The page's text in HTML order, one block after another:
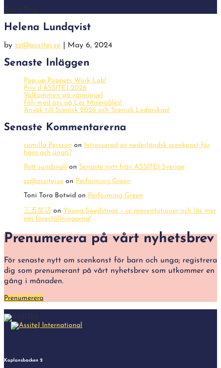
Select Page
Helena Lundqvist
by zz@assitej.se May 6, 2024
Senaste Inläggen
Pop up Puppets Work Lab!
Prix d’ASSITEJ 2026
Välkommen på vårmingel
Följ med oss på Les Misérables!
Ansök till Scenisk 2026 och Scenisk Ledarskap!
Senaste Kommentarerna
camilla Persson on
Intresserad av nederländsk scenkonst för
barn och unga?
flytt sundsvall
on Senaste nytt från ASSITEJ Sverige
zz@assitej.se on Performing Green
Toni Tora Botwid on Performing Green
三五笑话 on Young Swedstage – se presentationer och läs mer
om föreställningarna!
Prenumerera på vårt nyhetsbrev
För senaste nytt om scenkonst för barn och unga; registrera
dig som prenumerant på vårt nyhetsbrev som utkommer en
gång i månaden.
Prenumerera
Kaplansbacken 2